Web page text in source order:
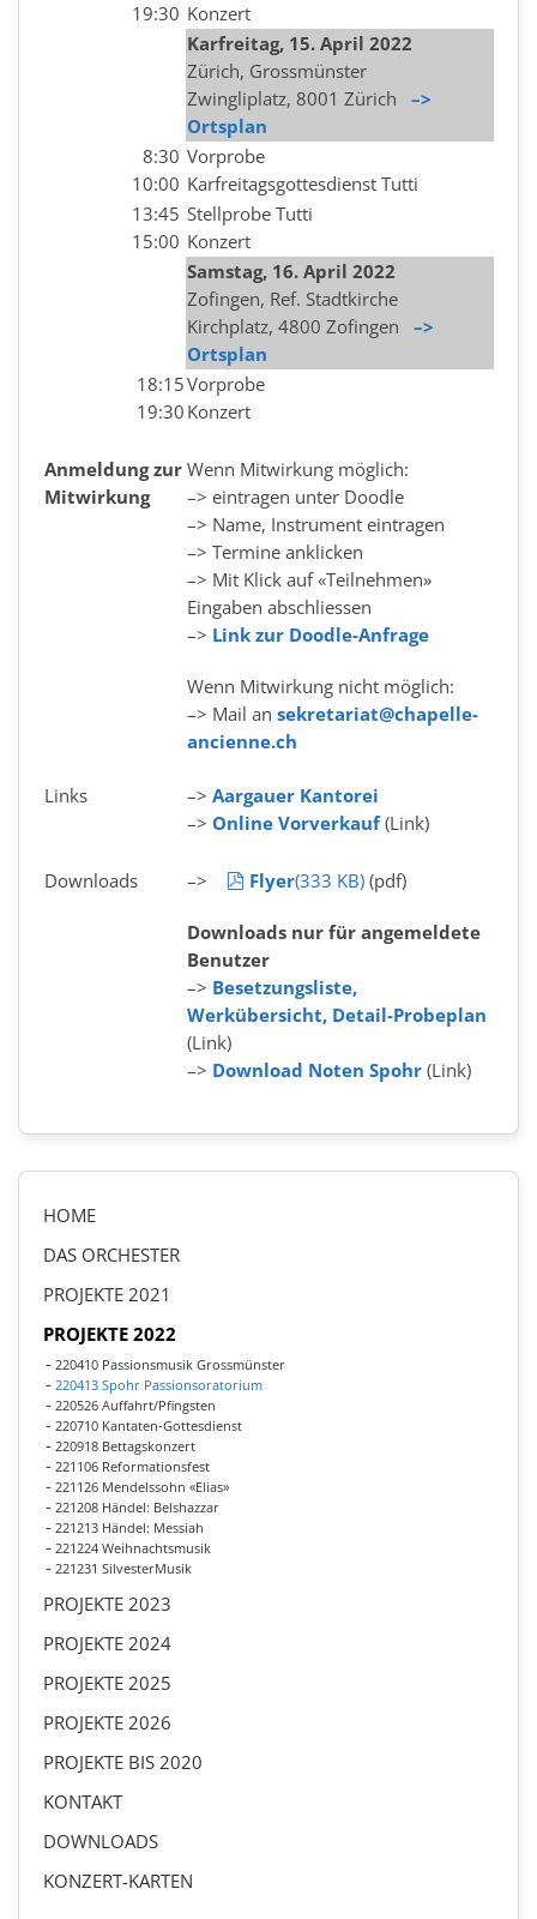
19:30 Konzert
Karfreitag, 15. April 2022
Zürich, Grossmünster
Zwingliplatz, 8001 Zürich –>
Ortsplan
8:30
10:00
Vorprobe
Karfreitagsgottesdienst Tutti
13:45
15:00
Stellprobe Tutti
Konzert
Samstag, 16. April 2022
Zofingen, Ref. Stadtkirche
Kirchplatz, 4800 Zofingen –>
Ortsplan
18:15
19:30
Vorprobe
Konzert
Anmeldung zur
Mitwirkung
Wenn Mitwirkung möglich:
–> eintragen unter Doodle
–> Name, Instrument eintragen
–> Termine anklicken
–> Mit Klick auf «Teilnehmen»
Eingaben abschliessen
–> Link zur Doodle-Anfrage
Wenn Mitwirkung nicht möglich:
–> Mail an sekretariat@chapelle-
ancienne.ch
Links –> Aargauer Kantorei
–> Online Vorverkauf(Link)
Downloads –> pdf
Flyer(333 KB) (pdf)
Downloads nur für angemeldete
Benutzer
–> Besetzungsliste,
Werkübersicht, Detail-Probeplan
(Link)
–> Download Noten Spohr (Link)
HOME
DAS ORCHESTER
PROJEKTE 2021
PROJEKTE 2022
220410 Passionsmusik Grossmünster
220413 Spohr Passionsoratorium
220526 Auffahrt/Pfingsten
220710 Kantaten-Gottesdienst
220918 Bettagskonzert
221106 Reformationsfest
221126 Mendelssohn «Elias»
221208 Händel: Belshazzar
221213 Händel: Messiah
221224 Weihnachtsmusik
221231 SilvesterMusik
PROJEKTE 2023
PROJEKTE 2024
PROJEKTE 2025
PROJEKTE 2026
PROJEKTE BIS 2020
KONTAKT
DOWNLOADS
KONZERT-KARTEN